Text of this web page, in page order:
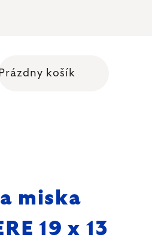
Prázdny košík
miska
19 x 13